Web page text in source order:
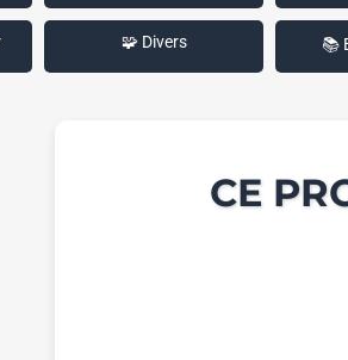
🧩 Divers 📚
CE